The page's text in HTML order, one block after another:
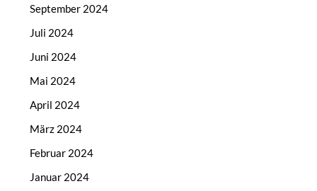
September 2024
Juli 2024
Juni 2024
Mai 2024
April 2024
März 2024
Februar 2024
Januar 2024